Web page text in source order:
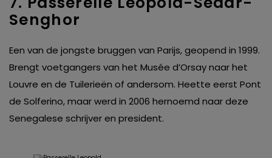
Senghor
Een van de jongste bruggen van Parijs, geopend in 1999.
Brengt voetgangers van het Musée d’Orsay naar het
Louvre en de Tuilerieën of andersom. Heette eerst Pont
de Solferino, maar werd in 2006 hernoemd naar deze
Senegalese schrijver en president.